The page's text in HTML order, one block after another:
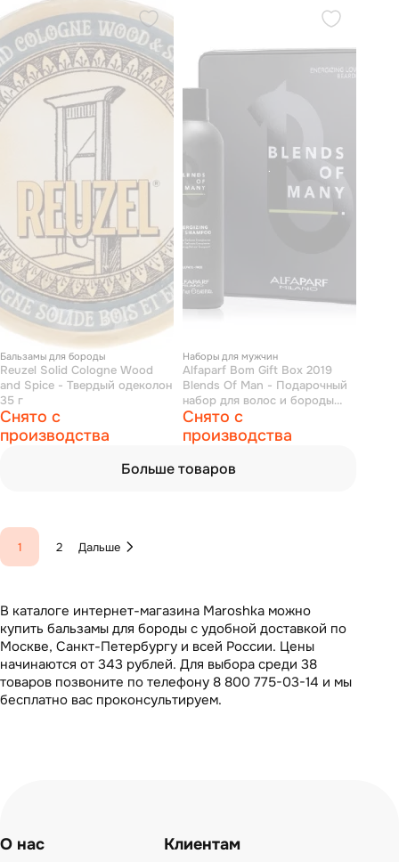
Бальзамы для бороды
Reuzel Solid Cologne Wood
and Spice - Твердый одеколон
35 г
Снято с
производства
Наборы для мужчин
Alfaparf Bom Gift Box 2019
Blends Of Man - Подарочный
набор для волос и бороды
(шампунь 250 мл,
несмываемый бальзам для
бороды и кожи 100 мл)
Снято с
производства
Больше товаров
1 2 Дальше
В каталоге интернет-магазина Maroshka можно
купить бальзамы для бороды с удобной доставкой по
Москве, Санкт-Петербургу и всей России. Цены
начинаются от 343 рублей. Для выбора среди 38
товаров позвоните по телефону 8 800 775-03-14 и мы
бесплатно вас проконсультируем.
О нас
Клиентам